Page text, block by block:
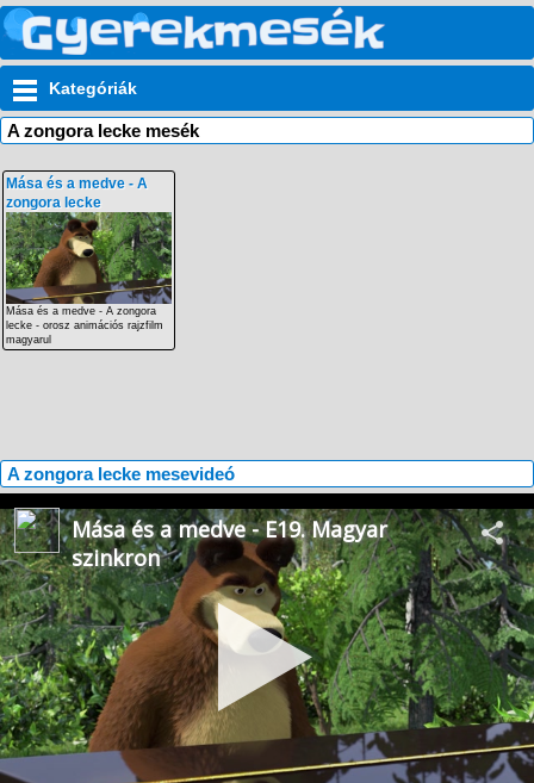
Kategóriák
A zongora lecke mesék
Mása és a medve - A
zongora lecke
Mása és a medve - A zongora
lecke - orosz animációs rajzfilm
magyarul
A zongora lecke mesevideó